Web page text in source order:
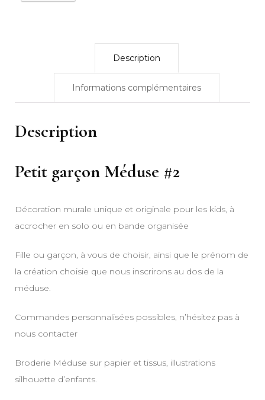
Description
Informations complémentaires
Description
Petit garçon Méduse #2
Décoration murale unique et originale pour les kids, à
accrocher en solo ou en bande organisée
Fille ou garçon, à vous de choisir, ainsi que le prénom de
la création choisie que nous inscrirons au dos de la
méduse.
Commandes personnalisées possibles, n’hésitez pas à
nous contacter
Broderie Méduse sur papier et tissus, illustrations
silhouette d’enfants.